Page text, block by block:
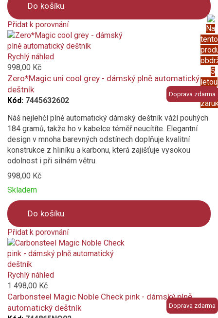
Na
tento
5
letou
Do košíku
Přidat k porovnání
Product
is
added
to
compare
Doprava zdarma
Rychlý náhled
998,00 Kč
Zero*Magic uni cool grey - dámský plně automatický
deštník
Kód: 7445632602
Náš nejlehčí plně automatický dámský deštník váží pouhých
184 gramů, takže ho v kabelce téměř neucítíte. Elegantní
design v mnoha barevných odstínech doplňuje kvalitní
konstrukce z hliníku a karbonu, která zajišťuje vysokou
odolnost i při silném větru.
998,00 Kč
Skladem
Do košíku
Přidat k porovnání
Product
is
added
to
compare
Doprava zdarma
Rychlý náhled
1 498,00 Kč
Carbonsteel Magic Noble Check pink - dámský plně
automatický deštník